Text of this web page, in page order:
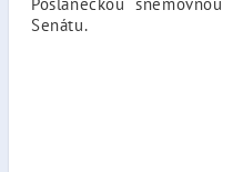
Senátu.